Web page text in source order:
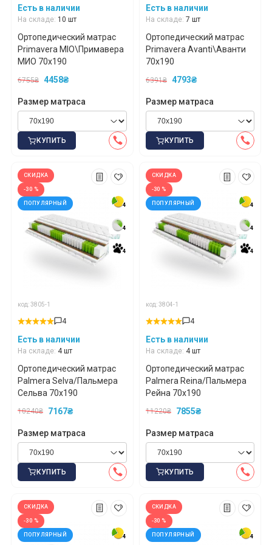
Есть в наличии
На складе: 10 шт
Ортопедический матрас
Primavera MIO\Примавера
МИО 70x190
6755₴ 4458₴
Размер матраса
КУПИТЬ
Есть в наличии
На складе: 7 шт
Ортопедический матрас
Primavera Avanti\Аванти
70x190
6391₴ 4793₴
Размер матраса
КУПИТЬ
4
4
4
СКИДКА
-30 %
ПОПУЛЯРНЫЙ
код: 3805-1
4
Есть в наличии
На складе: 4 шт
4
4
4
Ортопедический матрас
Palmera Selva/Пальмера
Сельва 70x190
10240₴ 7167₴
Размер матраса
КУПИТЬ
4
4
4
СКИДКА
-30 %
ПОПУЛЯРНЫЙ
код: 3804-1
4
Есть в наличии
На складе: 4 шт
4
4
4
Ортопедический матрас
Palmera Reina/Пальмера
Рейна 70x190
11220₴ 7855₴
Размер матраса
КУПИТЬ
4
СКИДКА
-30 %
ПОПУЛЯРНЫЙ 4 4
СКИДКА
-30 %
ПОПУЛЯРНЫЙ 4